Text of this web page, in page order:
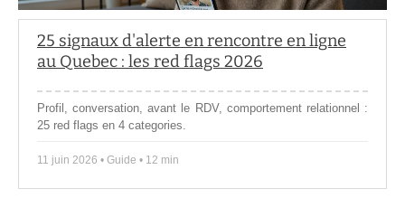
25 signaux d'alerte en rencontre en ligne
au Quebec : les red flags 2026
Profil, conversation, avant le RDV, comportement relationnel :
25 red flags en 4 categories.
11 juin 2026 • Guide • 12 min